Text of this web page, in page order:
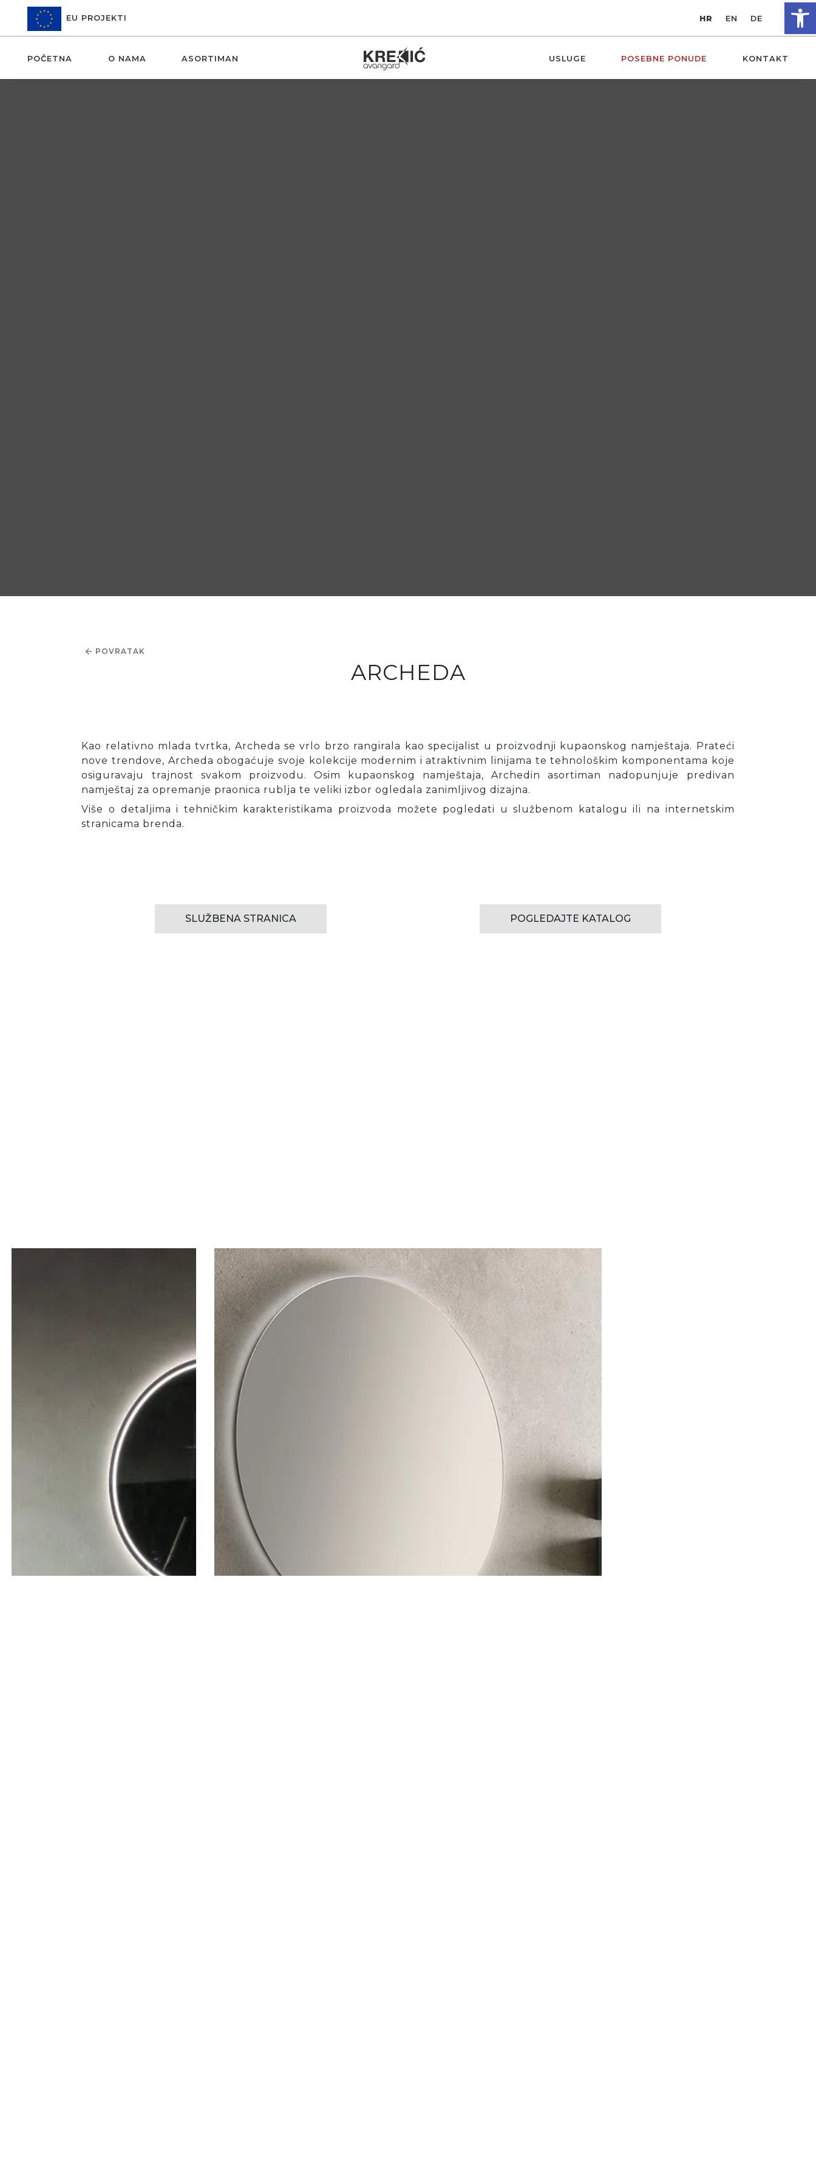
EU PROJEKTI HR EN DE
POČETNA O NAMA ASORTIMAN USLUGE POSEBNE PONUDE KONTAKT
POVRATAK
ARCHEDA
Kao relativno mlada tvrtka, Archeda se vrlo brzo rangirala kao specijalist u proizvodnji kupaonskog namještaja. Prateći
nove trendove, Archeda obogaćuje svoje kolekcije modernim i atraktivnim linijama te tehnološkim komponentama koje
osiguravaju trajnost svakom proizvodu. Osim kupaonskog namještaja, Archedin asortiman nadopunjuje predivan
namještaj za opremanje praonica rublja te veliki izbor ogledala zanimljivog dizajna.
Više o detaljima i tehničkim karakteristikama proizvoda možete pogledati u službenom katalogu ili na internetskim
stranicama brenda.
SLUŽBENA STRANICA POGLEDAJTE KATALOG